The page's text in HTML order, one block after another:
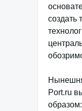
создать
Port.ru